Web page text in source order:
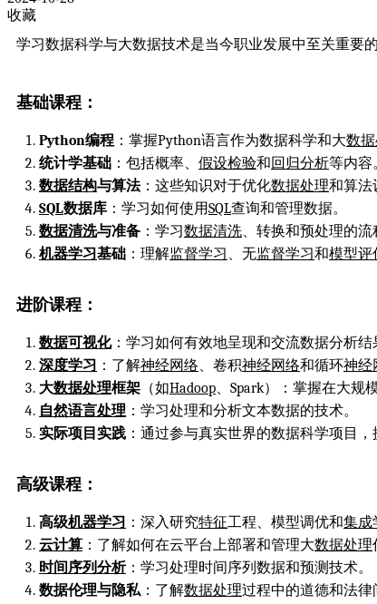
收藏
学习数据科学与大数据技术是当今职业发展中至关重要
基础课程：
Python编程 ：掌握Python语言作为数据科学和大数
统计学基础 ：包括概率、 假设检验和回归分析等内容
数据结构与算法：这些知识对于优化数据处理和算法
SQL数据库 ：学习如何使用SQL查询和管理数据。
数据清洗与准备 ：学习数据清洗、转换和预处理的流
机器学习基础 ：理解监督学习 、无监督学习和模型评
进阶课程：
数据可视化：学习如何有效地呈现和交流数据分析结
深度学习 ：了解神经网络、卷积神经网络和循环神经
大数据处理框架 （如Hadoop、Spark）：掌握在大规
自然语言处理 ：学习处理和分析文本数据的技术。
实际项目实践 ：通过参与真实世界的数据科学项目，
高级课程：
高级机器学习 ：深入研究特征工程、模型调优和集成
云计算 ：了解如何在云平台上部署和管理大数据处理
时间序列分析：学习处理时间序列数据和预测技术。
数据伦理与隐私：了解数据处理过程中的道德和法律